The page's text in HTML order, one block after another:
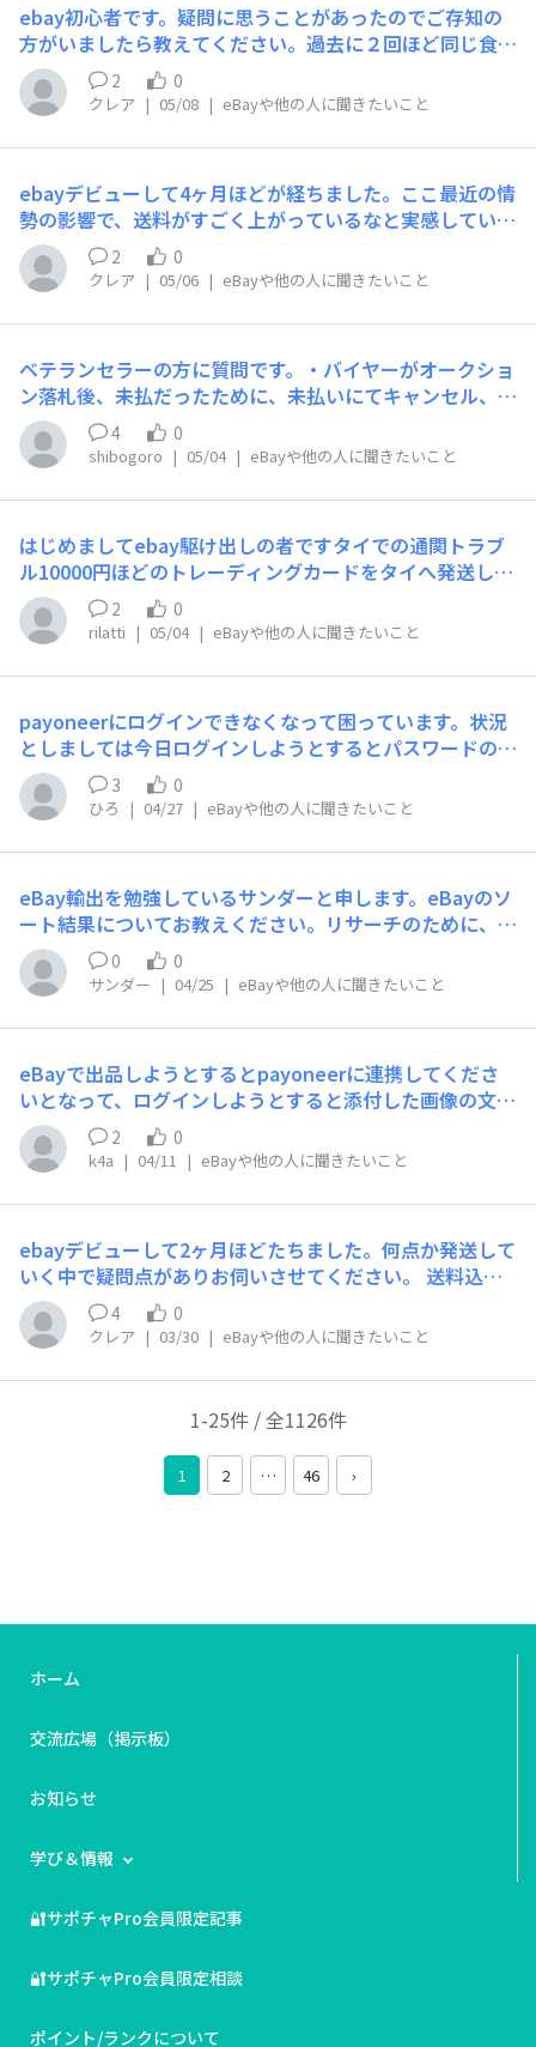
https://chromewebstore.google.com/detail/watchso
ldcheck/gnbliannpbjphmdnmbchedicihepmfdb④ Wat
chill for eBay国産時計（セイコー・シチズン・オリエン
トなど）をeBayに出品する際、型番からブランド・モデ
ル・ムーブメント・説明文をワンクリックで自動入力しま
す。CSVで独自データベースも作れます。→ https://chro
dholfbdahedbncbndmogikihgfeaenc使ってみた感想や
改善要望があればぜひ教えてください。
正、再度紐付け操作で一連の書類提出→NG過去ログ参照
しましたが住民票でもNGな投稿を多数見かけましたので
どうしたものかと。payoneerサポートも正規ユーザのみ
の権限のようでログイン後に審査中のページへ強制リダイ
し立ても出来ず八方ふさがり状態です。月曜に住民票を出
す予定です。この状態で全て新規アカウント作り直して取
り直しなどで通る可能性はあるのでしょうか？
ebay初心者です。疑問に思うことがあったのでご存知の
方がいましたら教えてください。過去に２回ほど同じ食品
をDHLを使い、アメリカへ送りました。後日、明細を確認
すると、当初の推定関税の2倍が追徴され、さらに立替手
数料までもが引かれていました。２回ともです。そのせい
で、ほぼ利益なしで商品を販売したことになります。こう
徴されるのであれば、最初から推定関税を高めに取って欲
しいと思うのですが・・・。その度に追徴立替手数料(10
00円弱)まで取られると痛いです。発送した食品が送料込
みで設定していたので、このようなことになるのでしょう
い。と思うのは無理なのでしょうか？このような経験され
た方対策等どうしていますか?送料別にすれば追徴関税が
少なく済むのかな？など考えているのですが。わから
ず・・・。DHLにも相談してみるつもりですがなかなか繋
がらず・・・ご存知の方おられましたら教えてください。
2 0
クレア | 05/08 | eBayや他の人に聞きたいこと
ebayデビューして4ヶ月ほどが経ちました。ここ最近の情
勢の影響で、送料がすごく上がっているなと実感していま
す。前回送った商品の送料が今回は1000円近くアップし
ていて、利益はが削られるばかりです。だからと言って値
上げすると売れない、見てもらえない。広告を付けるとま
た利益が削られるし。７月からは、一部商品において安全
くいと感じています。やはり送料なり、販売品なりどちら
かの価格を上げるしかないのでしょうか？
2 0
クレア | 05/06 | eBayや他の人に聞きたいこと
ベテランセラーの方に質問です。・バイヤーがオークショ
ン落札後、未払だったために、未払いにてキャンセル、ま
たブロックリストへ登録。・その後別IDで別の商品を落
札。私は同一人物とは分からず、支払いがあったため商品
を郵送。・商品到着後、写真より傷が広がっているとのク
レームでリターンリクエスト。(本当に広がっているの
否。・バイヤーへは、傷の写真のアップ部分だけでなく、
全体が分かる写真を送るようにお願い。・eBayカスタマ
ーへは別IDでの落札はポリシー違反であること、また現状
を報告済み。なお、落札金額は25ドルほどのものなの
ラーパフォーマンス・トップセラー(評価数5,000以上)・1
00%Positive Feedback・約1600件のTransaction→0.
3%以上がBelow Standardになるので、4件まではDefec
tがついても問題ない現在、上記状況です。バイヤーがそ
もそもポリシー違反をしていることからも、エスカレーシ
ョンさせ、ebayの判断を待つことも考えてますが、皆様
も同じような事をやってきたことが想像できるので、懲ら
しめたい気持ちもあります。
4 0
shibogoro | 05/04 | eBayや他の人に聞きたいこと
はじめましてebay駆け出しの者ですタイでの通関トラブ
ル10000円ほどのトレーディングカードをタイへ発送しま
した。（早い便を希望されたのでFEDEXで送りました。）
翌日タイへは届いたのですが通関業者を挟むなどで手数料
がかかるトータルでカード以上のコスト(何万円単位)がか
かると連絡が来ているらしいのです。そして保管料が一日
便で送った際にはこのようなことはなかったのですがこの
場合はこちらに非はあるのでしょうかどうするのがベスト
なのか悩んでおります。ご存じの方がいらしたらお教えい
ただけますと幸いです。よろしくお願いいたします。
2 0
rilatti | 05/04 | eBayや他の人に聞きたいこと
payoneerにログインできなくなって困っています。状況
としましては今日ログインしようとするとパスワードの期
限が切れたのでパスワードを変更してください。とメッセ
ージが出ました。なのでパスワードを変更してログインし
ようとすると、このパスワードはロックされています。３
０分たってからログインするかパスワードをリセットして
らログインしようとしても同じメッセージが表示されてロ
グインができません。このような場合どうしたらいいでし
ょうか？
3 0
ひろ | 04/27 | eBayや他の人に聞きたいこと
eBay輸出を勉強しているサンダーと申します。eBayのソ
ート結果についてお教えください。リサーチのために、例
えば・ワードを「figure」で検索する。・「Sold Item
s」にチェックを入れる。・ソート順は「Ended Recentl
y」にする。こうすることで、フィギュアで直近の売れた
順に表示される想定ですが、そうなりません。今同じ条件
たりします。スクショを添付しました。気になったため問
い合わせさせてください。よろしくお願いします。
0 0
サンダー | 04/25 | eBayや他の人に聞きたいこと
eBayで出品しようとするとpayoneerに連携してくださ
いとなって、ログインしようとすると添付した画像の文字
が表示されて先に進めません。解決策を教えていただけな
いでしょうか？よろしくお願いいたします。
2 0
k4a | 04/11 | eBayや他の人に聞きたいこと
ebayデビューして2ヶ月ほどたちました。何点か発送して
いく中で疑問点がありお伺いさせてください。 送料込み
価格にすると、商品価格＋送料に関税がかかってきてとて
も損したように感じます。 とくに小さくて軽いもので、
薄利なものを送料込みで出品した時に、利益がほとんどな
い状態になってしまいます。 目にに留まりやすいよう、
検索が有利になるようにと思うと送料込みで出品したいで
すし、競合者もそのようにしているし・・・。 また、送
料が30ドル近くなってしまう商品なども、送料込みで出
品したほうが買ってもらいやすいと送料込みで出品してい
4 0
クレア | 03/30 | eBayや他の人に聞きたいこと
1-25件 / 全1126件
1 2 … 46 ›
ホーム
交流広場（掲示板）
お知らせ
学び＆情報
🔐サポチャPro会員限定記事
🔐サポチャPro会員限定相談
ポイント/ランクについて